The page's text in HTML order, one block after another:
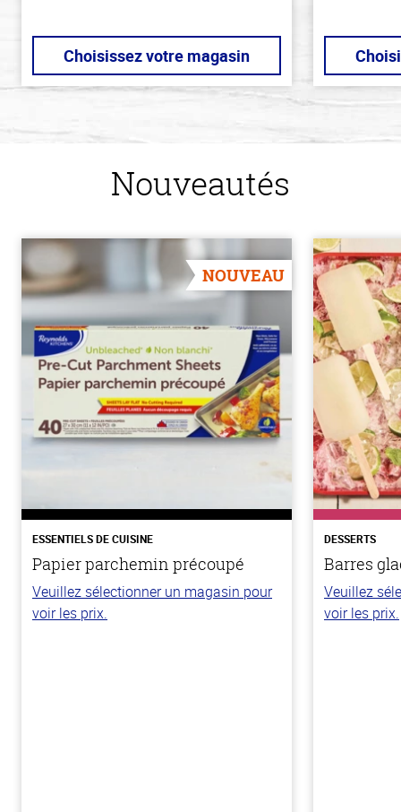
Choisissez votre magasin
Nouveautés
NOUVEAU
ESSENTIELS DE CUISINE
Papier parchemin précoupé
Veuillez sélectionner un magasin pour
voir les prix.
DESSERTS
Barres
Veuillez
voir les prix.